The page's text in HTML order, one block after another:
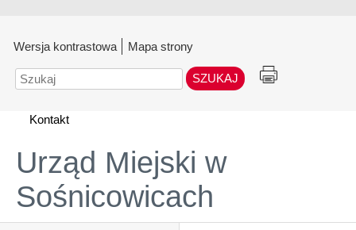
Wersja kontrastowa Mapa strony
Szukaj
Kontakt
Urząd Miejski w
Sośnicowicach